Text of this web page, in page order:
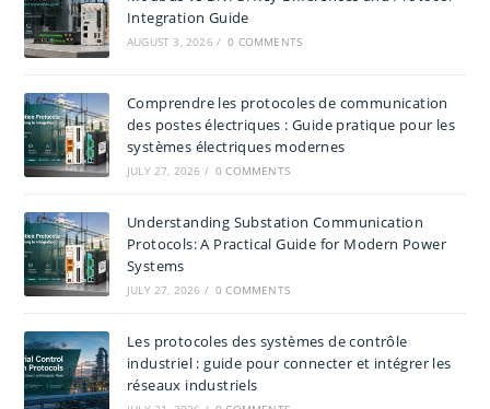
Integration Guide
AUGUST 3, 2026 / 0 COMMENTS
Comprendre les protocoles de communication
des postes électriques : Guide pratique pour les
systèmes électriques modernes
JULY 27, 2026 / 0 COMMENTS
Understanding Substation Communication
Protocols: A Practical Guide for Modern Power
Systems
JULY 27, 2026 / 0 COMMENTS
Les protocoles des systèmes de contrôle
industriel : guide pour connecter et intégrer les
réseaux industriels